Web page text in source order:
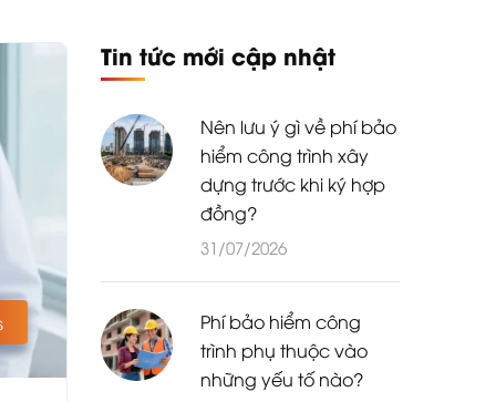
Tin tức mới cập nhật
Nên lưu ý gì về phí bảo
hiểm công trình xây
dựng trước khi ký hợp
đồng?
31/07/2026
Phí bảo hiểm công
trình phụ thuộc vào
những yếu tố nào?